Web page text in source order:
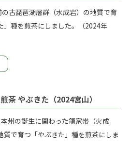
古琵琶湖層群（水成岩）の地質で育
」種を煎茶にしました。（2024年
）
茶 やぶきた（2024宮山）
州の誕生に関わった領家帯（火成
質で育つ「やぶきた」種を煎茶にしま